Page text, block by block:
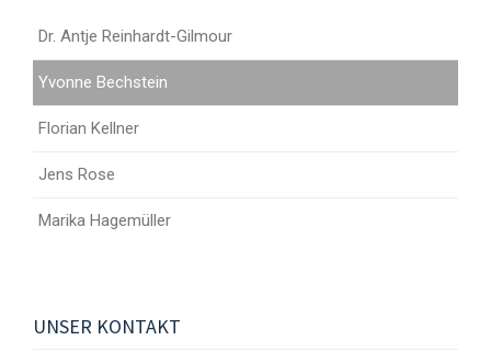
Dr. Antje Reinhardt-Gilmour
Yvonne Bechstein
Florian Kellner
Jens Rose
Marika Hagemüller
UNSER KONTAKT